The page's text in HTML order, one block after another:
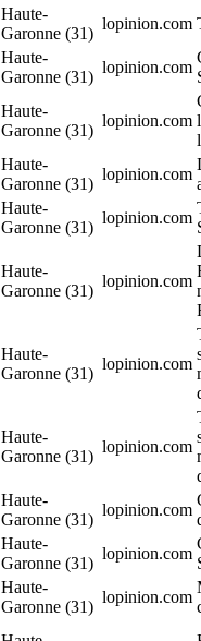
Haute-
Garonne (31)
lopinion.com
Haute-
Garonne (31)
lopinion.com
Haute-
Garonne (31)
lopinion.com
Haute-
Garonne (31)
lopinion.com
Haute-
Garonne (31)
lopinion.com
Haute-
Garonne (31)
lopinion.com
Haute-
Garonne (31)
lopinion.com
Haute-
Garonne (31)
lopinion.com
Haute-
Garonne (31)
lopinion.com
Haute-
Garonne (31)
lopinion.com
Haute-
Garonne (31)
lopinion.com